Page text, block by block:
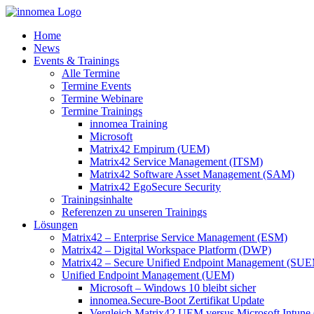
Zum
springenHome
News
Events & Trainings
Alle Termine
Termine Events
Termine Webinare
Termine Trainings
innomea Training
Microsoft
Matrix42 Empirum (UEM)
Matrix42 Service Management (ITSM)
Matrix42 Software Asset Management (SAM)
Matrix42 EgoSecure Security
Trainingsinhalte
Referenzen zu unseren Trainings
Lösungen
Matrix42 – Enterprise Service Management (ESM)
Matrix42 – Digital Workspace Platform (DWP)
Matrix42 – Secure Unified Endpoint Management
Unified Endpoint Management (UEM)
Microsoft – Windows 10 bleibt sicher
innomea.Secure-Boot Zertifikat Update